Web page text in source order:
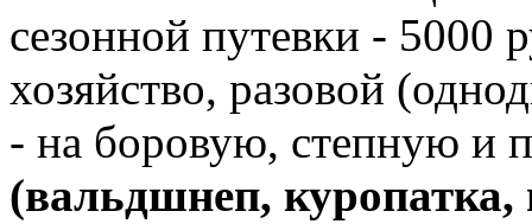
сезонной путевки - 5000
хозяйство, разовой
- на боровую, степную и
(вальдшнеп, куропатка,